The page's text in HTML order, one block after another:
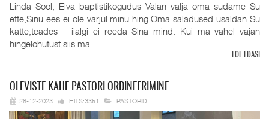
Linda Sool, Elva baptistikogudus Valan välja oma südame Su
ette,Sinu ees ei ole varjul minu hing.Oma saladused usaldan Su
kätte,teades – iialgi ei reeda Sina mind. Kui ma vahel vajan
hingelohutust,siis ma...
LOE EDASI
OLEVISTE KAHE PASTORI ORDINEERIMINE
28-12-2023 HITS:3351 PASTORID